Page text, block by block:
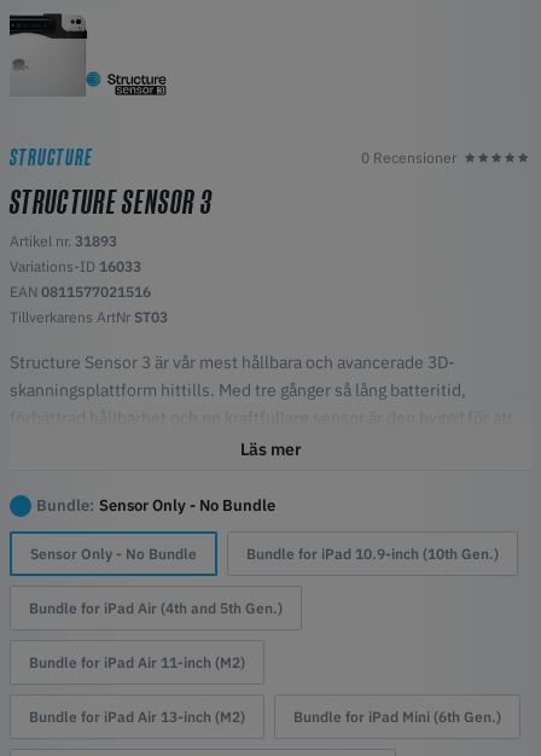
STRUCTURE 0 Recensioner
STRUCTURE SENSOR 3
Artikel nr. 31893
Variations-ID 16033
EAN 0811577021516
Tillverkarens ArtNr ST03
Structure Sensor 3 är vår mest hållbara och avancerade 3D-
skanningsplattform hittills. Med tre gånger så lång batteritid,
förbättrad hållbarhet och en kraftfullare sensor är den byggd för att
klara kraven vid professionell användning. Oavsett om du skannar på
tillförlitliga resultat.Se till att välja rätt iPad-modell från listan för
att få rätt fäste och kabel.
Höjdpunkter
Tre gånger så lång batteritid för längre scanningssessioner
Förbättrad hållbarhet med ett förstärkt hölje och
monteringsplatta i aluminium
Mer kraft med en ny neural processor och förbättrade Structure
SDK-funktioner
Detektering och mätning av anatomiska landmärken i Structure
Cloud
Läs mer
Bundle: Sensor Only - No Bundle
Sensor Only - No Bundle Bundle for iPad 10.9-inch (10th Gen.)
Bundle for iPad Air (4th and 5th Gen.)
Bundle for iPad Air 11-inch (M2)
Bundle for iPad Air 13-inch (M2) Bundle for iPad Mini (6th Gen.)